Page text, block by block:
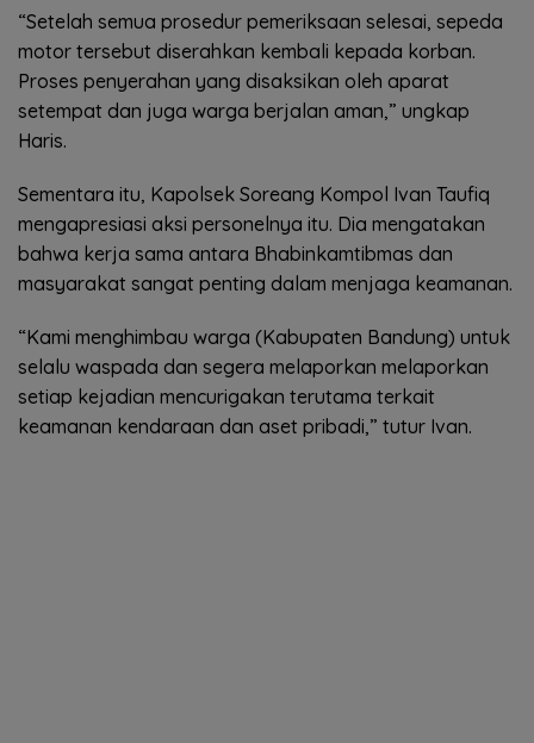
“Setelah semua prosedur pemeriksaan selesai, sepeda
motor tersebut diserahkan kembali kepada korban.
Proses penyerahan yang disaksikan oleh aparat
setempat dan juga warga berjalan aman,” ungkap
Haris.
Sementara itu, Kapolsek Soreang Kompol Ivan Taufiq
mengapresiasi aksi personelnya itu. Dia mengatakan
bahwa kerja sama antara Bhabinkamtibmas dan
masyarakat sangat penting dalam menjaga keamanan.
“Kami menghimbau warga (Kabupaten Bandung) untuk
selalu waspada dan segera melaporkan melaporkan
setiap kejadian mencurigakan terutama terkait
keamanan kendaraan dan aset pribadi,” tutur Ivan.